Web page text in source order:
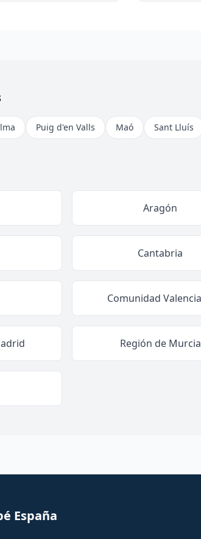
Puig d'en Valls Maó Sant Lluís
Aragón
Cantabria
Comunidad
Región de Murcia
España